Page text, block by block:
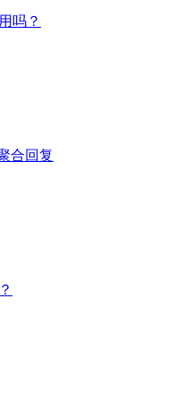
吗？
合回复